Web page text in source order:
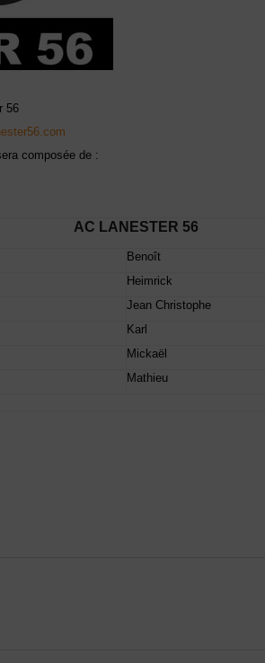
56
composée de :
AC LANESTER 56
Benoît
Heimrick
Jean Christophe
Karl
Mickaël
Mathieu